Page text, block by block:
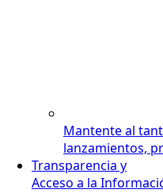
Mantente al
lanzamientos,
Transparencia y
Acceso a la